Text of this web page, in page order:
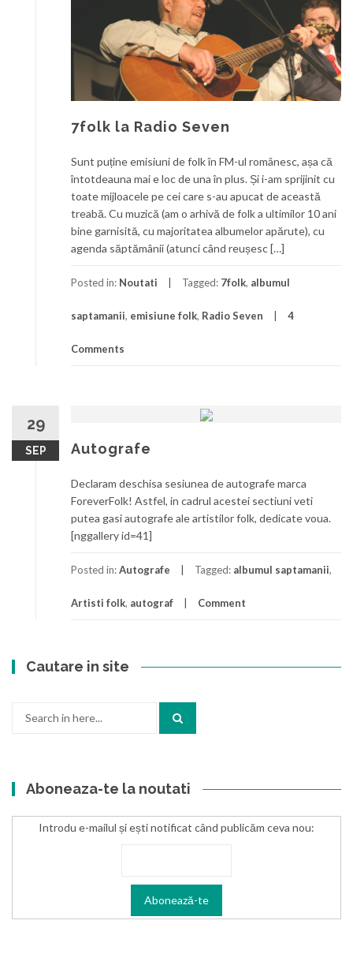
7folk la Radio Seven
Sunt puține emisiuni de folk în FM-ul românesc, așa că
întotdeauna mai e loc de una în plus. Și i-am sprijinit cu
toate mijloacele pe cei care s-au apucat de această
treabă. Cu muzică (am o arhivă de folk a ultimilor 10 ani
bine garnisită, cu majoritatea albumelor apărute), cu
agenda săptămânii (atunci când reușesc […]
Posted in: Noutati Tagged: 7folk, albumul
saptamanii, emisiune folk, Radio Seven 4
Comments
29
SEP Autografe
Declaram deschisa sesiunea de autografe marca
ForeverFolk! Astfel, in cadrul acestei sectiuni veti
putea gasi autografe ale artistilor folk, dedicate voua.
[nggallery id=41]
Posted in:Autografe Tagged: albumul saptamanii,
Artisti folk, autograf Comment
Cautare in site
Aboneaza-te la noutati
Introdu e-mailul și ești notificat când publicăm ceva nou: